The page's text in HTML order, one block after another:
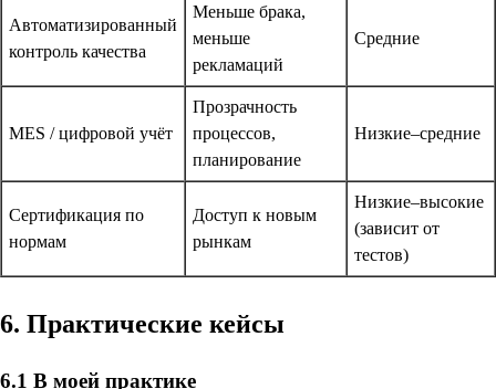
Автоматизированный
контроль качества
Меньше брака,
меньше
рекламаций
Средние
MES / цифровой учёт
Прозрачность
процессов,
планирование
Низкие–средние
Сертификация по
нормам
Доступ к новым
рынкам
Низкие–высокие
(зависит от
тестов)
6. Практические кейсы
6.1 В моей практике